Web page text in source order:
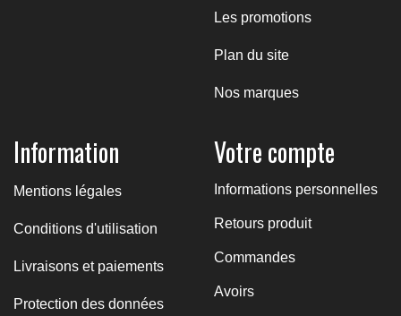
Les promotions
Plan du site
Nos marques
Information
Mentions légales
Conditions d'utilisation
Livraisons et paiements
Protection des données
Votre compte
Informations personnelles
Retours produit
Commandes
Avoirs